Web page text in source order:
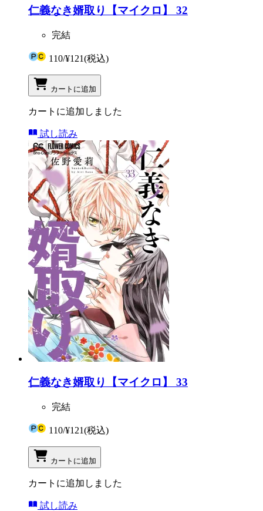
仁義なき婿取り【マイクロ】 32
完結
110/¥121(税込)
カートに追加
カートに追加しました
試し読み
仁義なき婿取り【マイクロ】 33
完結
110/¥121(税込)
カートに追加
カートに追加しました
試し読み